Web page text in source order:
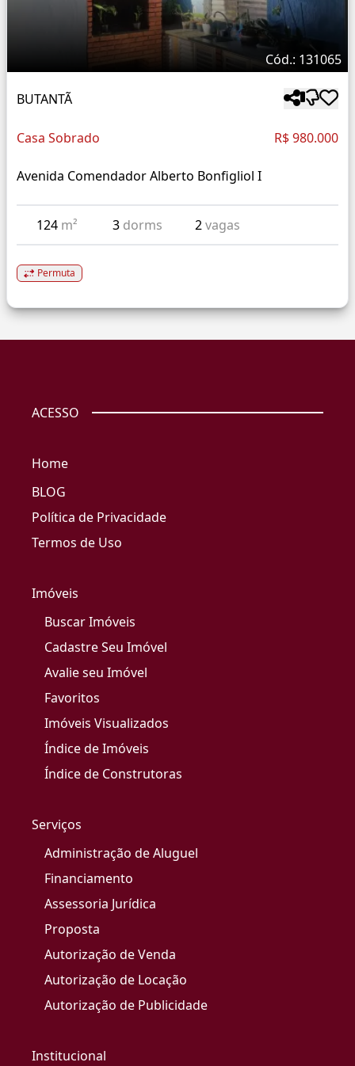
Cód.: 131065
BUTANTÃ
Casa Sobrado R$ 980.000
Avenida Comendador Alberto Bonfigliol I
124 m² 3 dorms 2vagas
Permuta
ACESSO
Home
BLOG
Política de Privacidade
Termos de Uso
Imóveis
Buscar Imóveis
Cadastre Seu Imóvel
Avalie seu Imóvel
Favoritos
Imóveis Visualizados
Índice de Imóveis
Índice de Construtoras
Serviços
Administração de Aluguel
Financiamento
Assessoria Jurídica
Proposta
Autorização de Venda
Autorização de Locação
Autorização de Publicidade
Institucional